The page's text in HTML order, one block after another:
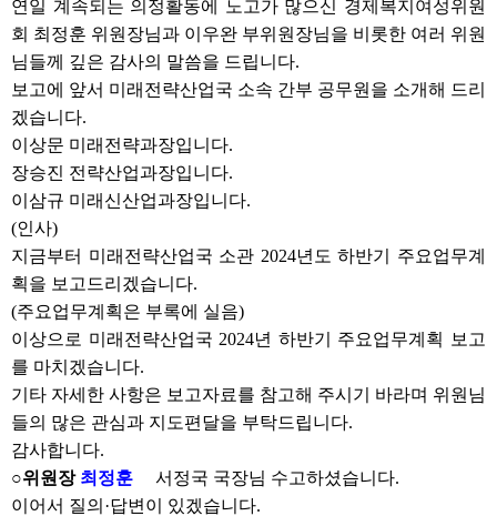
연일 계속되는 의정활동에 노고가 많으신 경제복지여성위원
회 최정훈 위원장님과 이우완 부위원장님을 비롯한 여러 위원
님들께 깊은 감사의 말씀을 드립니다.
보고에 앞서 미래전략산업국 소속 간부 공무원을 소개해 드리
겠습니다.
이상문 미래전략과장입니다.
장승진 전략산업과장입니다.
이삼규 미래신산업과장입니다.
(인사)
지금부터 미래전략산업국 소관 2024년도 하반기 주요업무계
획을 보고드리겠습니다.
(주요업무계획은 부록에 실음)
이상으로 미래전략산업국 2024년 하반기 주요업무계획 보고
를 마치겠습니다.
기타 자세한 사항은 보고자료를 참고해 주시기 바라며 위원님
들의 많은 관심과 지도편달을 부탁드립니다.
감사합니다.
○위원장 최정훈
서정국 국장님 수고하셨습니다.
이어서 질의·답변이 있겠습니다.